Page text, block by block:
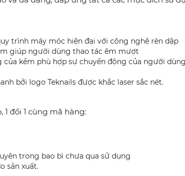
trình máy móc hiện đại với công nghệ rèn dập
giúp người dùng thao tác êm mượt
của kềm phù hợp sự chuyển động của người dùng
bởi logo Teknails được khắc laser sắc nét.
1 đổi 1 cùng mã hàng:
trong bao bì chưa qua sử dụng
sản xuất.